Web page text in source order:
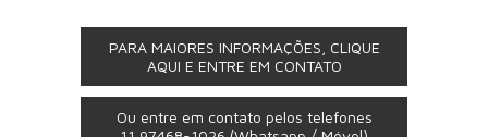
PARA MAIORES INFORMAÇÕES, CLIQUE
AQUI E ENTRE EM CONTATO
Ou entre em contato pelos telefones